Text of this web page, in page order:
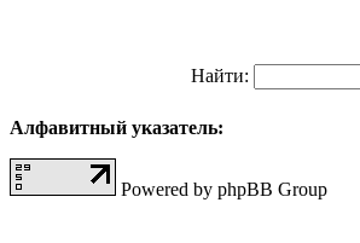
Найти:
Алфавитный указатель:
Powered by phpBB Group